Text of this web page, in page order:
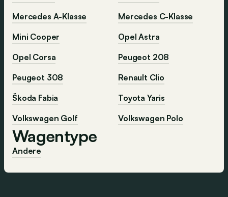
Mercedes A-Klasse
Mercedes C-Klasse
Mini Cooper
Opel Astra
Opel Corsa
Peugeot 208
Peugeot 308
Renault Clio
Škoda Fabia
Toyota Yaris
Volkswagen Golf
Volkswagen Polo
Wagentype
Andere